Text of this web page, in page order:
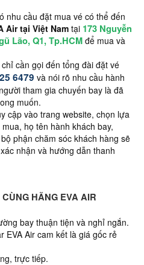
nhu cầu đặt mua vé có thể đến
Air tại Việt Namtại 173 Nguyễn
Lão, Q1, Tp.HCM để mua và
cần gọi đến tổng đài đặt vé
6479 và nói rõ nhu cầu hành
tham gia chuyến bay là đã
muốn.
cập vào trang website, chọn lựa
họ tên hành khách bay,
phận chăm sóc khách hàng sẽ
nhận và hướng dẫn thanh
HÃNG EVA AIR
bay thuận tiện và nghỉ ngắn.
EVA Air cam kết là giá gốc rẻ
trực tiếp.